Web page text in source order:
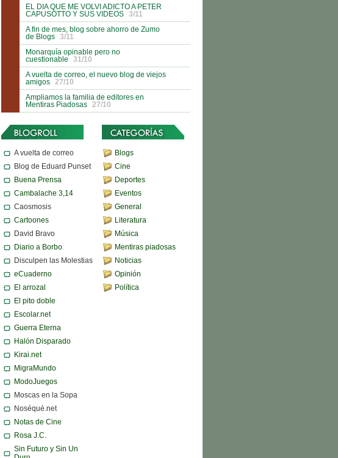
EL DIA QUE ME VOLVI ADICTO A PETER
CAPUSOTTO Y SUS VIDEOS
3/11
A fin de mes, blog sobre ahorro de Zumo
de Blogs
3/11
Monarquía opinable pero no
cuestionable
31/10
A vuelta de correo, el nuevo blog de viejos
amigos
27/10
Ampliamos la familia de editores en
Mentiras Piadosas
27/10
A vuelta de correo
Blog de Eduard Punset
Buena Prensa
Cambalache 3,14
Caosmosis
Cartoones
David Bravo
Diario a Borbo
Disculpen las Molestias
eCuaderno
El arrozal
El pito doble
Escolar.net
Guerra Eterna
Halón Disparado
Kirai.net
MigraMundo
ModoJuegos
Moscas en la Sopa
Noséqué.net
Notas de Cine
Rosa J.C.
Sin Futuro y Sin Un
Blogs
Cine
Deportes
Eventos
General
Literatura
Música
Mentiras piadosas
Noticias
Opinión
Política